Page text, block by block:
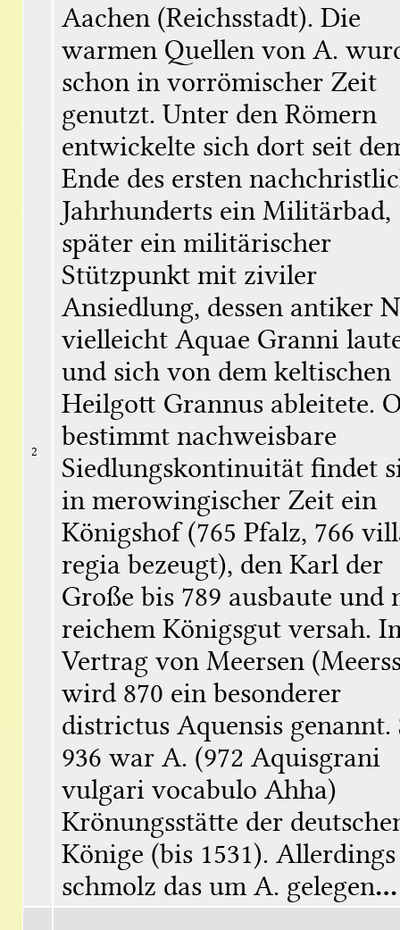
2
Aachen (Reichsstadt). Die
warmen Quellen von A.
chon in vorrömischer Zeit
genutzt. Unter den Römern
entwickelte sich dort seit
Ende des ersten
Jahrhunderts ein Militärbad,
päter ein militärischer
Stützpunkt mit ziviler
Ansiedlung, dessen antiker
vielleicht Aquae Granni
und sich von dem keltischen
Heilgott Grannus ableitete.
bestimmt nachweisbare
Siedlungskontinuität findet
in merowingischer Zeit ein
Königshof (765 Pfalz, 766
regia bezeugt), den Karl der
Große bis 789 ausbaute und
reichem Königsgut versah.
Vertrag von Meersen
wird 870 ein besonderer
districtus Aquensis genannt.
936 war A. (972 Aquisgrani
vulgari vocabulo Ahha)
Krönungsstätte der
Könige (bis 1531). Allerdings
chmolz das um A. gelegen...